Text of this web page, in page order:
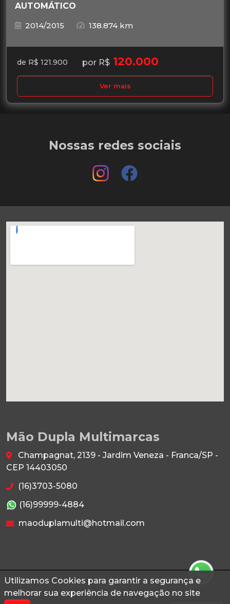
Utilizamos Cookies para garantir a segurança e
melhorar sua experiência de navegação no site
AUTOMÁTICO
2014/2015
138.874 km
de R$ 121.900 por R$ 120.000
Ver mais
Nossas redes sociais
Mão Dupla Multimarcas
Champagnat, 2139 - Jardim Veneza - Franca/SP -
CEP 14403050
(16)3703-5080
(16)99999-4884
maoduplamulti@hotmail.com
© 2026 Autoconf. Todos os direitos reservados.